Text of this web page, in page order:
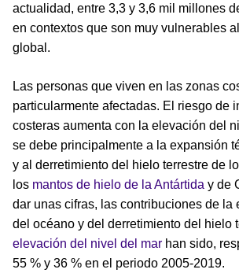
actualidad, entre 3,3 y 3,6 mil millones
en contextos que son muy vulnerables
global.
Las personas que viven en las zonas
particularmente afectadas. El riesgo de
costeras aumenta con la elevación del
se debe principalmente a la expansión
y al derretimiento del hielo terrestre de
los mantos de hielo de la Antártida y de
dar unas cifras, las contribuciones de la
del océano y del derretimiento del hielo
elevación del nivel del mar han sido,
55 % y 36 % en el periodo 2005-2019.